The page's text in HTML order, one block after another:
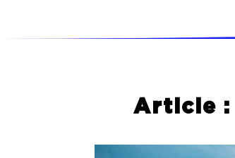
Article :